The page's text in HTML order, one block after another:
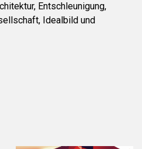
Entschleunigung,
Idealbild und